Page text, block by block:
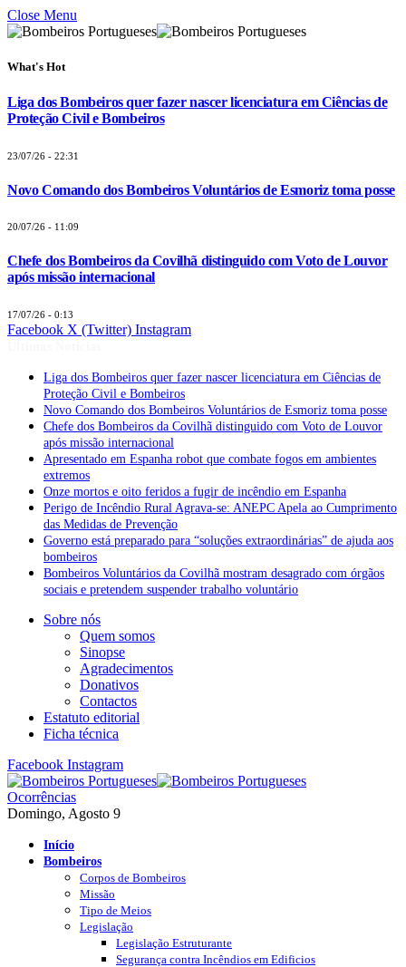
Close Menu
What's Hot
Liga dos Bombeiros quer fazer nascer licenciatura em Ciências de
Proteção Civil e Bombeiros
23/07/26 - 22:31
Novo Comando dos Bombeiros Voluntários de Esmoriz toma posse
20/07/26 - 11:09
Chefe dos Bombeiros da Covilhã distinguido com Voto de Louvor
após missão internacional
17/07/26 - 0:13
Facebook X (Twitter) Instagram
Liga dos Bombeiros quer fazer nascer licenciatura em Ciências de
Proteção Civil e Bombeiros
Novo Comando dos Bombeiros Voluntários de Esmoriz toma posse
Chefe dos Bombeiros da Covilhã distinguido com Voto de Louvor
após missão internacional
Apresentado em Espanha robot que combate fogos em ambientes
extremos
Onze mortos e oito feridos a fugir de incêndio em Espanha
Perigo de Incêndio Rural Agrava-se: ANEPC Apela ao Cumprimento
das Medidas de Prevenção
Governo está preparado para “soluções extraordinárias” de ajuda aos
bombeiros
Bombeiros Voluntários da Covilhã mostram desagrado com órgãos
sociais e pretendem suspender trabalho voluntário
Sobre nós
Quem somos
Sinopse
Agradecimentos
Donativos
Contactos
Estatuto editorial
Ficha técnica
Facebook Instagram
Ocorrências
Domingo, Agosto 9
Início
Bombeiros
Corpos de Bombeiros
Missão
Tipo de Meios
Legislação
Legislação Estruturante
Segurança contra Incêndios em Edificios